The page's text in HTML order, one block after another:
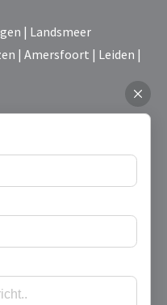
| Landsmeer
| Amersfoort | Leiden |